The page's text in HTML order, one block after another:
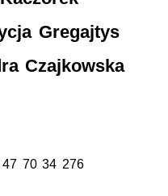
Gregajtys
Czajkowska
70 34 276